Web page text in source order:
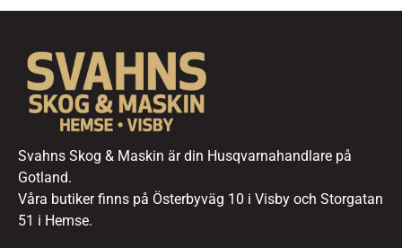
Svahns Skog & Maskin är din Husqvarnahandlare på
Gotland.
Våra butiker finns på Österbyväg 10 i Visby och Storgatan
51 i Hemse.